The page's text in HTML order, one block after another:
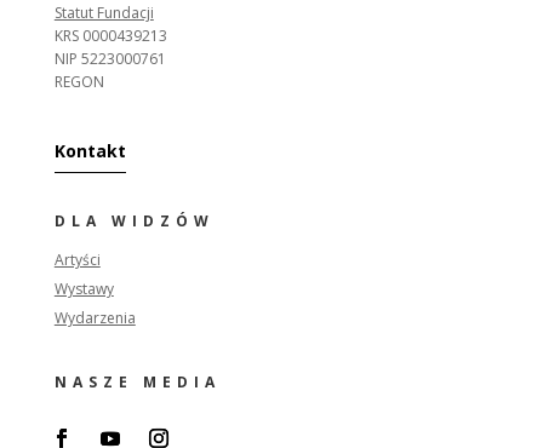
Statut Fundacji
KRS 0000439213
NIP 5223000761
REGON
Kontakt
DLA WIDZÓW
Artyści
Wystawy
Wydarzenia
NASZE MEDIA